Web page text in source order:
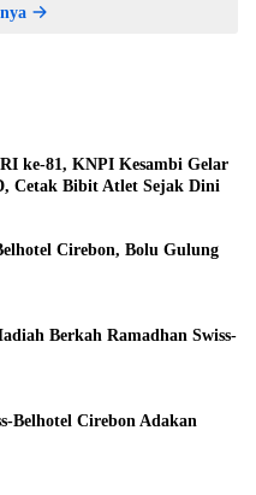
ke-81, KNPI Kesambi Gelar
Cetak Bibit Atlet Sejak Dini
Cirebon, Bolu Gulung
Berkah Ramadhan Swiss-
Belhotel Cirebon Adakan